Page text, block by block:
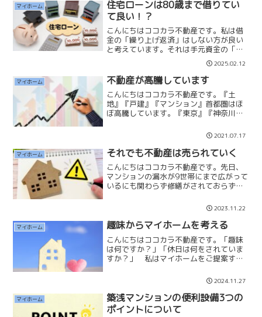
マイホーム
住宅ローンは80歳まで借りてい
て良い！？
こんにちはココカラ不動産です。私は借
金の「繰り上げ返済」はしない方が良い
と考えています。それは手元資金の「現
預金」を厚くしておいた方が破綻しづら
くなるからです。「借金を怖がる必要は
ありません」それよりも現預金が少なく
なってしまう方が不安を感...
2025.02.12
マイホーム 不動産が高騰しています
こんにちはココカラ不動産です。『土
地』『戸建』『マンション』首都圏はほ
ぼ高騰しています。『東京』『神奈川』
特にすごいですね。さらに品薄状態に感
じます。1年～2年位前は市場に沢山販売
物件がありましたが少なく...
2021.07.17
マイホーム それでも不動産は売られていく
こんにちはココカラ不動産です。先日、
マンションの漏水が9世帯にまで広がって
いるにも関わらず修繕がされておらず、
ず、予定通りに大規模修繕が行われてい
ないマンションが販売されています。
「この部屋に漏水がないの...
2023.11.22
マイホーム 趣味からマイホームを考える
こんにちはココカラ不動産です。「趣味
は何ですか？」「休日は何をされていま
すか？」 私はマイホームをご提案する
活のお見合いで話されるようなことをお
聞きしています。お客様からすれば「何
のこと？」と思われるかも...
2024.11.27
マイホーム
築浅マンションの便利設備3つの
ポイントについて